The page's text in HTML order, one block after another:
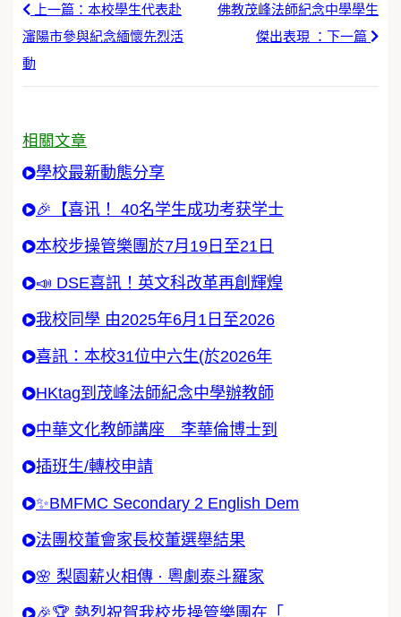
上一篇：本校學生代表赴
瀋陽市參與紀念緬懷先烈活
動
佛教茂峰法師紀念中學學生
傑出表現 ：下一篇
相關文章
學校最新動態分享
🎉【喜讯！ 40名学生成功考获学士
本校步操管樂團於7月19日至21日
📣 DSE喜訊！英文科改革再創輝煌
我校同學 由2025年6月1日至2026
喜訊：本校31位中六生(於2026年
HKtag到茂峰法師紀念中學辦教師
中華文化教師講座 李華倫博士到
插班生/轉校申請
✨BMFMC Secondary 2 English Dem
法團校董會家長校董選舉結果
🌸 梨園薪火相傳 · 粵劇泰斗羅家
🎉🏆 熱烈祝賀我校步操管樂團在「